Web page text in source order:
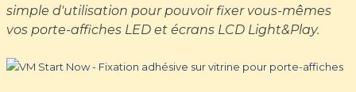
simple d'utilisation pour pouvoir fixer vous-mêmes
vos porte-affiches LED et écrans LCD Light&Play.